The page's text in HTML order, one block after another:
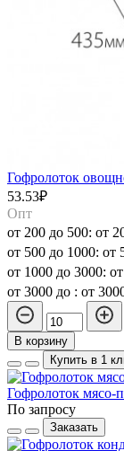
Гофролоток
53.53₽
Опт
от 200 до 500: от
от 500 до 1000: от
от 1000 до 3000:
от 3000 до : от
В корзину
Купить в 1
Гофролоток мясо-
По запросу
Заказать